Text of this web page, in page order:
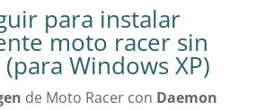
para instalar
moto racer sin
Windows XP)
de Moto Racer con Daemon